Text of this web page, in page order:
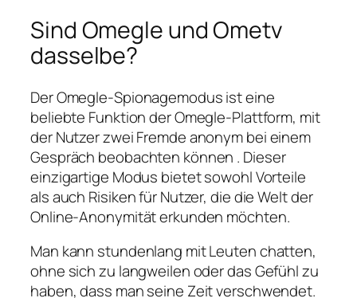
Sind Omegle und Ometv
dasselbe?
Der Omegle-Spionagemodus ist eine
beliebte Funktion der Omegle-Plattform, mit
der Nutzer zwei Fremde anonym bei einem
Gespräch beobachten können . Dieser
einzigartige Modus bietet sowohl Vorteile
als auch Risiken für Nutzer, die die Welt der
Online-Anonymität erkunden möchten.
Man kann stundenlang mit Leuten chatten,
ohne sich zu langweilen oder das Gefühl zu
haben, dass man seine Zeit verschwendet.